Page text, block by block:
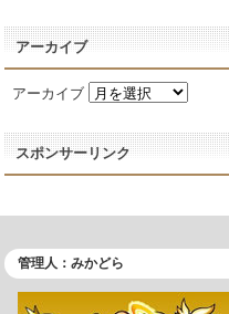
アーカイブ
アーカイブ
スポンサーリンク
管理人：みかどら